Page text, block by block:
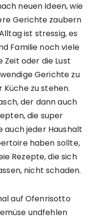
neuen Ideen, wie
Gerichte zaubern
ist stressig, es
Familie noch viele
Zeit oder die Lust
Gerichte zu
zu stehen.
der dann auch
die super
auch jeder Haushalt
haben sollte,
Rezepte, die sich
nicht schaden.
auf Ofenrisotto
undfehlen